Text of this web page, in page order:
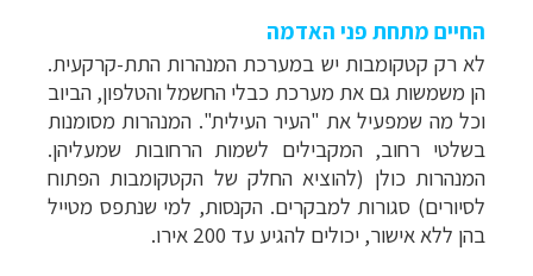
החיים מתחת פני האדמה
לא רק קטקומבות יש במערכת המנהרות התת-קרקעית.
הן משמשות גם את מערכת כבלי החשמל והטלפון, הביוב
וכל מה שמפעיל את "העיר העילית". המנהרות מסומנות
בשלטי רחוב, המקבילים לשמות הרחובות שמעליהן.
המנהרות כולן (להוציא החלק של הקטקומבות הפתוח
לסיורים) סגורות למבקרים. הקנסות, למי שנתפס מטייל
בהן ללא אישור, יכולים להגיע עד 200 אירו.